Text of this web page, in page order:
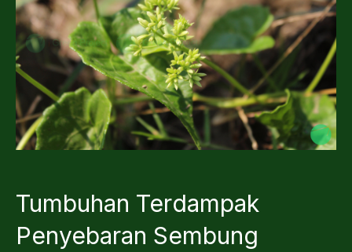
Tumbuhan Terdampak
Penyebaran Sembung